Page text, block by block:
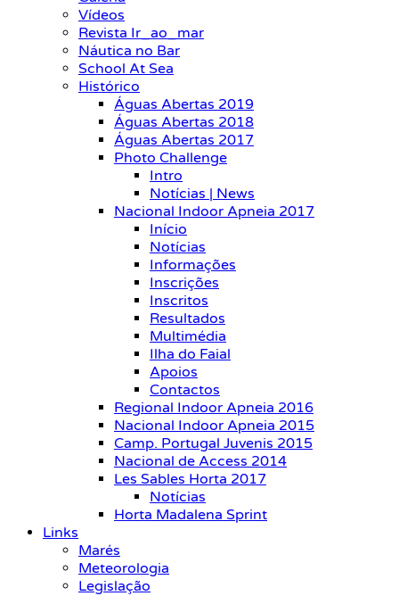
Vídeos
Revista Ir_ao_mar
Náutica no Bar
School At Sea
Histórico
Águas Abertas 2019
Águas Abertas 2018
Águas Abertas 2017
Photo Challenge
Intro
Notícias | News
Nacional Indoor Apneia 2017
Início
Notícias
Informações
Inscrições
Inscritos
Resultados
Multimédia
Ilha do Faial
Apoios
Contactos
Regional Indoor Apneia 2016
Nacional Indoor Apneia 2015
Camp. Portugal Juvenis 2015
Nacional de Access 2014
Les Sables Horta 2017
Notícias
Horta Madalena Sprint
Links
Marés
Meteorologia
Legislação